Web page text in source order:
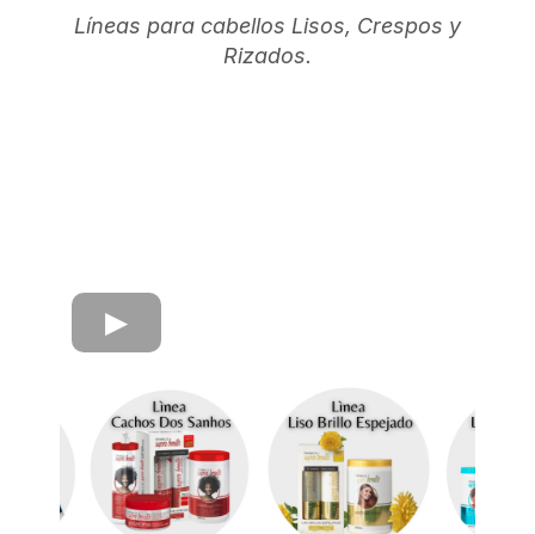
Líneas para cabellos Lisos, Crespos y
Rizados.